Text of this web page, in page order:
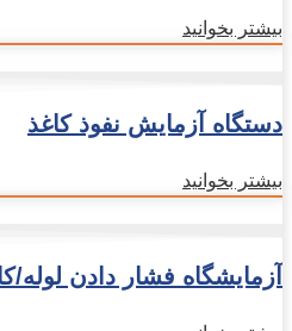
بیشتر بخوانید
دستگاه آزمایش نفوذ کاغذ
بیشتر بخوانید
آزمایشگاه فشار دادن